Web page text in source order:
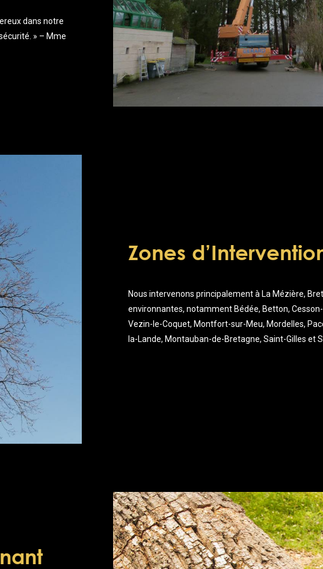
dans notre
» – Mme
Zones
Nous intervenons principalement à La Mézière,
environnantes, notamment Bédée, Betton,
Vezin-le-Coquet, Montfort-sur-Meu, Mordelles,
la-Lande, Montauban-de-Bretagne, Saint-Gilles et